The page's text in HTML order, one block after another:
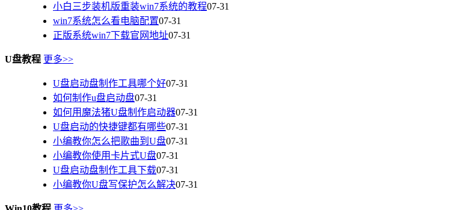
小白三步装机版重装win7系统的教程07-31
win7系统怎么看电脑配置07-31
正版系统win7下载官网地址07-31
U盘教程 更多>>
U盘启动盘制作工具哪个好07-31
如何制作u盘启动盘07-31
如何用魔法猪U盘制作启动器07-31
U盘启动的快捷键都有哪些07-31
小编教你怎么把歌曲到U盘07-31
小编教你使用卡片式U盘07-31
U盘启动盘制作工具下载07-31
小编教你U盘写保护怎么解决07-31